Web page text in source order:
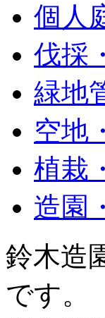
個人
伐採
緑地
空地
植栽
造園
鈴木造
です。